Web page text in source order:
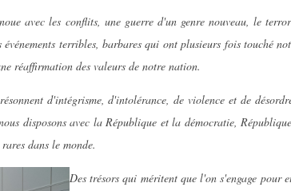
avec les conflits, une guerre d'un genre nouveau, le
terribles, barbares qui ont plusieurs fois touché
réaffirmation des valeurs de notre nation.
d'intégrisme, d'intolérance, de violence et de
disposons avec la République et la démocratie,
dans le monde.
Des trésors qui méritent que l'on s'engage pour